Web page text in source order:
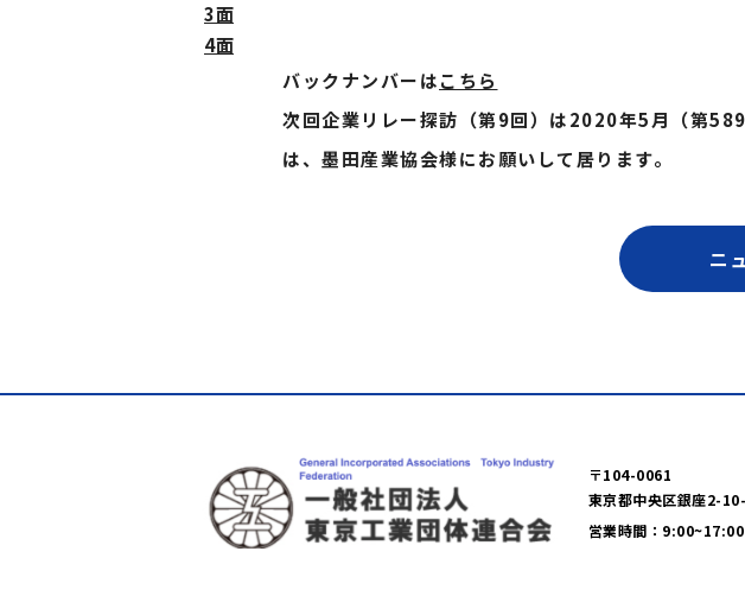
3面
4面
バックナンバーはこちら
次回企業リレー探訪（第9回）は2020年5月（第589
は、墨田産業協会様にお願いして居ります。
ニ
〒104-0061
東京都中央区銀座2-
営業時間：9:00~17:00